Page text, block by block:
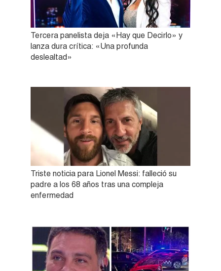
Tercera panelista deja «Hay que Decirlo» y
lanza dura crítica: «Una profunda
deslealtad»
Triste noticia para Lionel Messi: falleció su
padre a los 68 años tras una compleja
enfermedad